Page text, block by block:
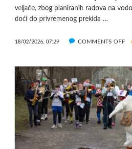
veljače, zbog planiranih radova na
doći do privremenog prekida …
18/02/2026, 07:29 COMMENTS OFF
U
BEZ